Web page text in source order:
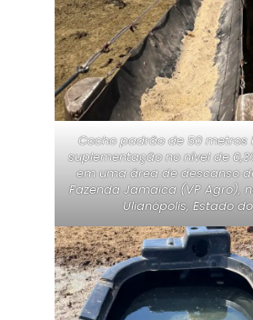
Cocho padrão de 50 metros
suplementação no nível de
em uma área de descanso
Fazenda Jamaica (VP Agro),
Ulianópolis, Estado